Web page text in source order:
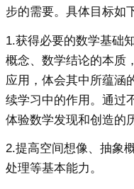
步的需要。具体目标如
1.获得必要的数学基础
概念、数学结论的本质
应用，体会其中所蕴涵
续学习中的作用。通过
体验数学发现和创造的
2.提高空间想像、抽象
处理等基本能力。